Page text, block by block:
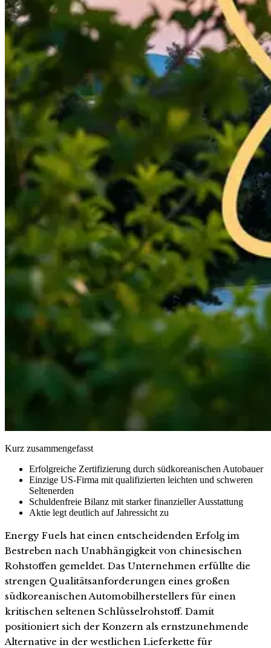
Kurz zusammengefasst
Erfolgreiche Zertifizierung durch südkoreanischen Autobauer
Einzige US-Firma mit qualifizierten leichten und schweren
Seltenerden
Schuldenfreie Bilanz mit starker finanzieller Ausstattung
Aktie legt deutlich auf Jahressicht zu
Energy Fuels hat einen entscheidenden Erfolg im
Bestreben nach Unabhängigkeit von chinesischen
Rohstoffen gemeldet. Das Unternehmen erfüllte die
strengen Qualitätsanforderungen eines großen
südkoreanischen Automobilherstellers für einen
kritischen seltenen Schlüsselrohstoff. Damit
positioniert sich der Konzern als ernstzunehmende
Alternative in der westlichen Lieferkette für